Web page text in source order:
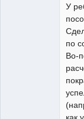
У
по
Во-
как